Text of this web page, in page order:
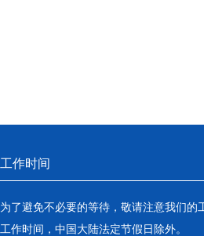
工作时间
为了避免不必要的等待，敬请注意我们的
工作时间，中国大陆法定节假日除外。